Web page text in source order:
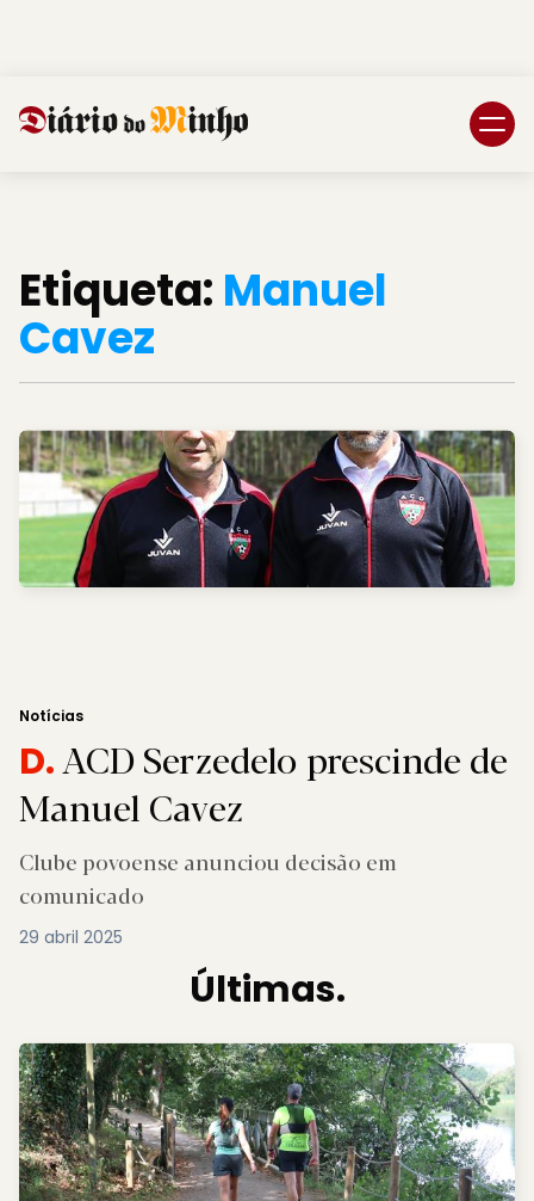
Etiqueta: Manuel
Cavez
Notícias
D.ACD Serzedelo prescinde de
Manuel Cavez
Clube povoense anunciou decisão em
comunicado
29 abril 2025
Últimas.